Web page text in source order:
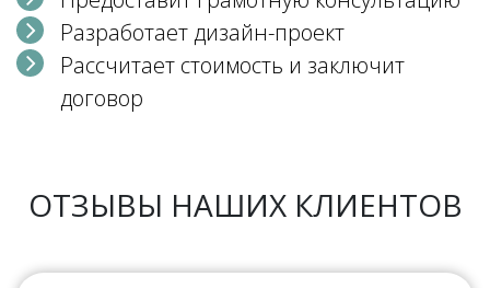
Разработает дизайн-проект
Рассчитает стоимость и заключит
договор
ОТЗЫВЫ НАШИХ КЛИЕНТОВ